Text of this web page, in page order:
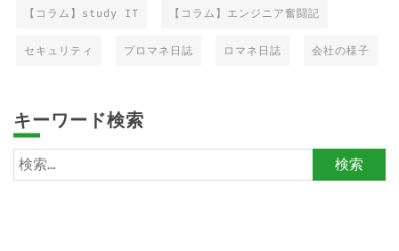
【コラム】study IT 【コラム】エンジニア奮闘記
セキュリティ プロマネ日誌 ロマネ日誌 会社の様子
キーワード検索
検
索: